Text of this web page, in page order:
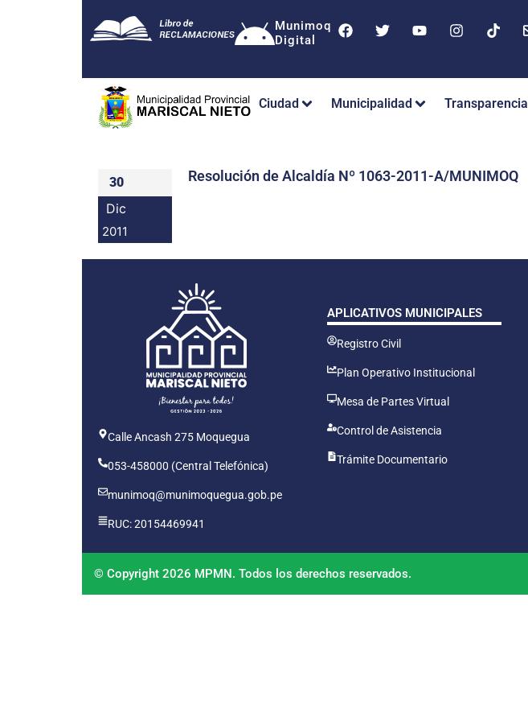
Munimoq
Digital
Ciudad Municipalidad Transparencia
30
Dic
2011
Resolución de Alcaldía Nº 1063-2011-A/MUNIMOQ
Calle Ancash 275 Moquegua
053-458000 (Central Telefónica)
munimoq@munimoquegua.gob.pe
RUC: 20154469941
APLICATIVOS MUNICIPALES
Registro Civil
Plan Operativo Institucional
Mesa de Partes Virtual
Control de Asistencia
Trámite Documentario
© Copyright 2026 MPMN. Todos los derechos reservados.